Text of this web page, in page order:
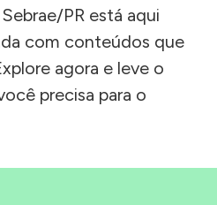
PR está aqui
com conteúdos que
agora e leve o
precisa para o